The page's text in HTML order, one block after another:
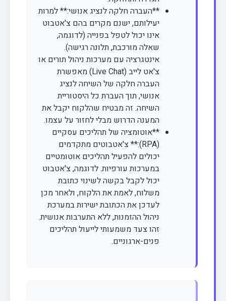
**העברה חלקה לנציג אנושי:** למרות
יעילותם, ישנם מקרים בהם צ'אטבוט
אינו יכול לטפל בפנייה (לדוגמה,
שאלה מורכבת, תלונה רגישה).
אינטגרציה עם מערכות ניהול תורים או
צ'אט לייב (Live Chat) מאפשרת
העברה חלקה של השיחה לנציג
אנושי, תוך העברת כל היסטוריית
השיחה. זה מבטיח שהלקוח יקבל את
המענה הדרוש מבלי לחזור על עצמו.
**אוטומציה של תהליכים עסקיים
(RPA):** צ'אטבוטים מתקדמים
יכולים להפעיל תהליכים אוטומטיים
במערכות עורפיות. לדוגמה, צ'אטבוט
יכול לקבל בקשה לשינוי כתובת
משלוח, לאמת את הלקוח, ולאחר מכן
לעדכן את הכתובת ישירות במערכת
ניהול ההזמנות, ללא התערבות אנושית.
זהו צעד משמעותי לייעול תהליכים
פנים-ארגוניים.